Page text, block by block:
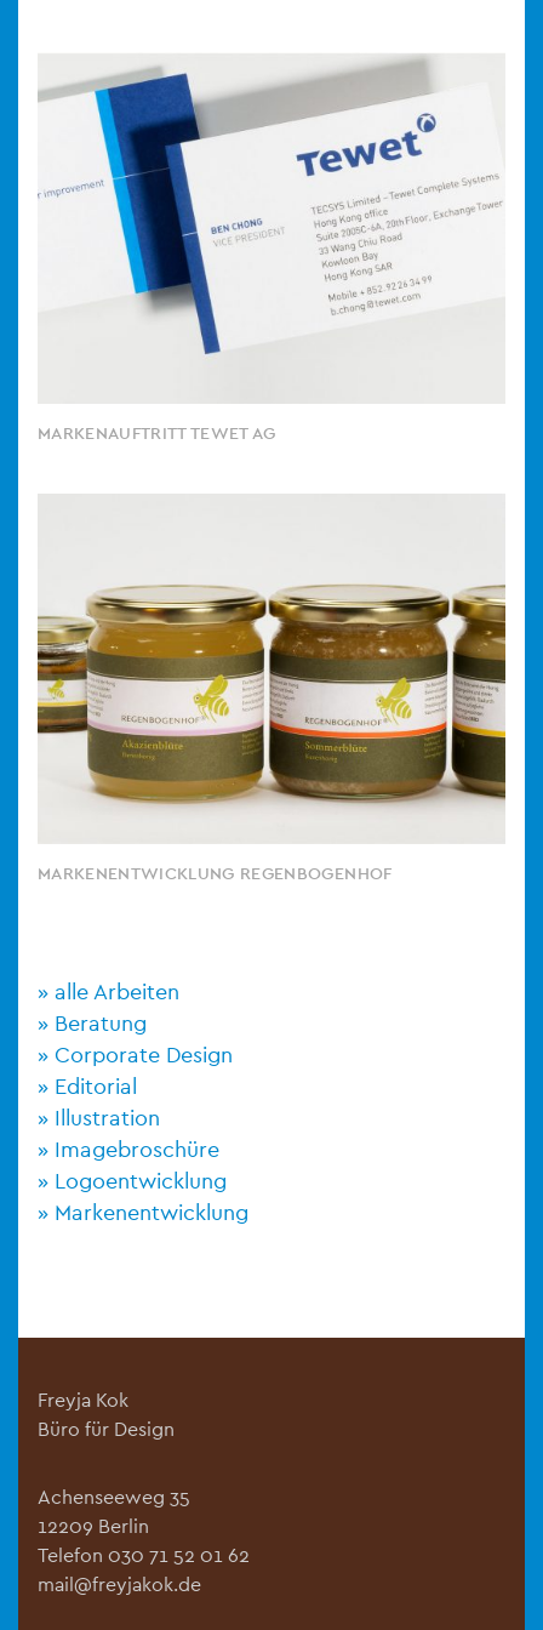
MARKENAUFTRITT TEWET AG
MARKENENTWICKLUNG REGENBOGENHOF
alle Arbeiten
Beratung
Corporate Design
Editorial
Illustration
Imagebroschüre
Logoentwicklung
Markenentwicklung
Freyja Kok
Büro für Design
Achenseeweg 35
12209 Berlin
Telefon 030 71 52 01 62
mail@freyjakok.de